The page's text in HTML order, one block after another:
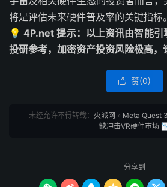
将是评估未来硬件普及率的关键指标。
💡 4P.net 提示：以上资讯由智能引
投研参考，加密资产投资风险极高，
 赞(0)
未经允许不得转载： 火派网 » Meta Quest
缺冲击VR硬件市场
分享到